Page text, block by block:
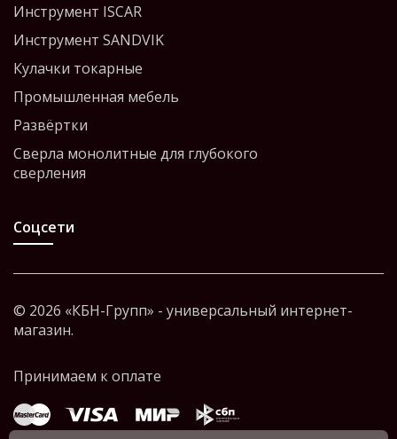
Инструмент ISCAR
Инструмент SANDVIK
Кулачки токарные
Промышленная мебель
Развёртки
Сверла монолитные для глубокого
сверления
Соцсети
© 2026 «КБН-Групп» - универсальный интернет-
магазин.